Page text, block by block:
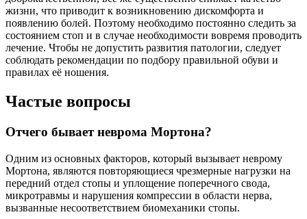
жизни, что приводит к возникновению дискомфорта и
появлению болей. Поэтому необходимо постоянно следить за
состоянием стоп и в случае необходимости вовремя проводить
лечение. Чтобы не допустить развития патологии, следует
соблюдать рекомендации по подбору правильной обуви и
правилах её ношения.
Частые вопросы
Отчего бывает неврома Мортона?
Одним из основных факторов, который вызывает неврому
Мортона, являются повторяющиеся чрезмерные нагрузки на
передний отдел стопы и уплощение поперечного свода,
микротравмы и нарушения компрессии в области нерва,
вызванные несоответствием биомеханики стопы.